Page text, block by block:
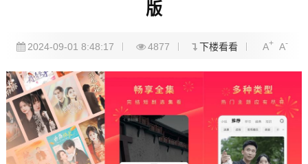
版
2024-09-01 8:48:17 4877 下楼看看 A+ A-